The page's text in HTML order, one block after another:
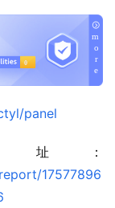
panel
：
17577896